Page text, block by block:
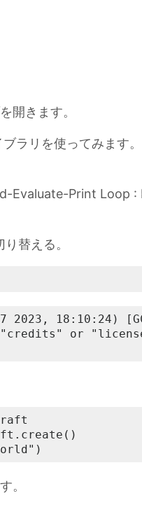
開きます。
ラリを使ってみます。
Print Loop :
替える。
2023, 18:10:24)
or
。